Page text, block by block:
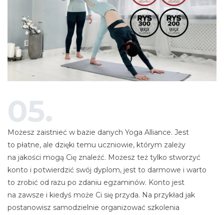
05.
Możesz zaistnieć w bazie danych Yoga Alliance. Jest
to płatne, ale dzięki temu uczniowie, którym zależy
na jakości mogą Cię znaleźć. Możesz też tylko stworzyć
konto i potwierdzić swój dyplom, jest to darmowe i warto
to zrobić od razu po zdaniu egzaminów. Konto jest
na zawsze i kiedyś może Ci się przyda. Na przykład jak
postanowisz samodzielnie organizować szkolenia